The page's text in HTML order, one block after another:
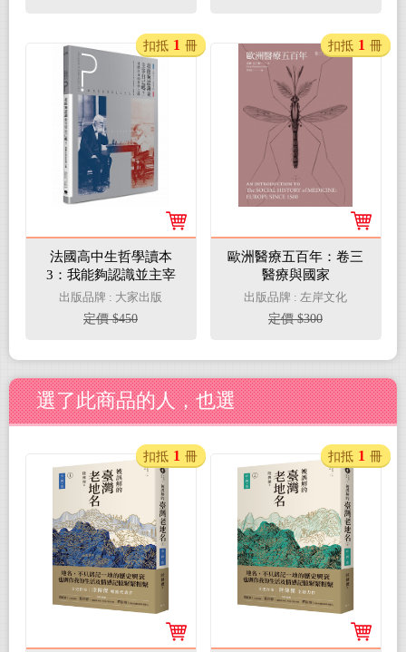
法國高中生哲學讀本
3：我能夠認識並主宰
自己嗎？──建構自我的
哲學之路
出版品牌 : 大家出版
定價 $450
扣抵 1 冊
歐洲醫療五百年：卷三
醫療與國家
出版品牌 : 左岸文化
定價 $300
扣抵 1 冊
選了此商品的人，也選
扣抵 1 冊 扣抵 1 冊